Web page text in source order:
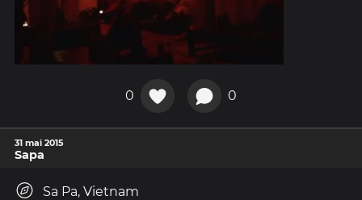
0 0
31 mai 2015
Sapa
Sa Pa, Vietnam